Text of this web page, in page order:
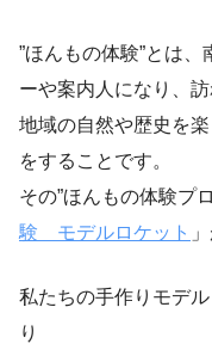
”ほんもの体験”とは
ーや案内人になり、
地域の自然や歴史を
をすることです。
その”ほんもの体験プ
験 モデルロケット
私たちの手作りモデ
り